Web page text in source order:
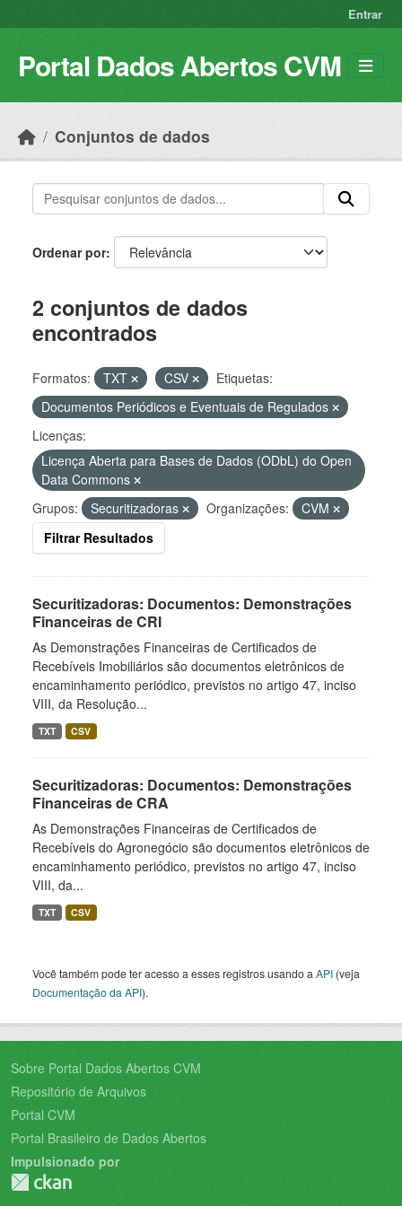
Entrar
Portal Dados Abertos CVM
Conjuntos de dados
Ordenar por
2 conjuntos de dados
encontrados
Formatos: TXT CSV
Etiquetas:
Documentos Periódicos e Eventuais de Regulados
Licenças:
Licença Aberta para Bases de Dados (ODbL) do Open
Data Commons
Grupos:
Securitizadoras Organizações:
CVM
Filtrar Resultados
Securitizadoras: Documentos: Demonstrações
Financeiras de CRI
As Demonstrações Financeiras de Certificados de
Recebíveis Imobiliários são documentos eletrônicos de
encaminhamento periódico, previstos no artigo 47, inciso
VIII, da Resolução...
TXT CSV
Securitizadoras: Documentos: Demonstrações
Financeiras de CRA
As Demonstrações Financeiras de Certificados de
Recebíveis do Agronegócio são documentos eletrônicos de
encaminhamento periódico, previstos no artigo 47, inciso
VIII, da...
TXT CSV
Você também pode ter acesso a esses registros usando a API (veja
Documentação da API).
Sobre Portal Dados Abertos CVM
Repositório de Arquivos
Portal CVM
Portal Brasileiro de Dados Abertos
Impulsionado por